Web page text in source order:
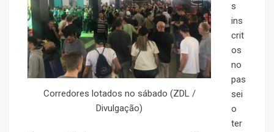
Corredores lotados no sábado (ZDL /
Divulgação)
s
ins
crit
os
no
pas
sei
o
ter